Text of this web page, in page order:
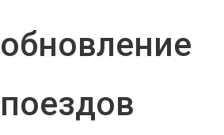
обновление
поездов